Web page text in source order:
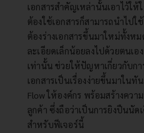
เอกสารสำคัญเหล่านั้นเอาไว้ให้
ต้องใช้เอกสารก็สามารถนำไปใ
ต้องร่างเอกสารขึ้นมาใหม่ทั้งหม
ละเอียดเล็กน้อยลงไปด้วยตนเอ
เท่านั้น ช่วยให้ปัญหาเกี่ยวกับกา
เอกสารเป็นเรื่องง่ายขึ้นมาในทั
Flow ให้องค์กร พร้อมสร้างคว
ลูกค้า ซึ่งถือว่าเป็นการยิงปืนนัด
สำหรับฟีเจอร์นี้